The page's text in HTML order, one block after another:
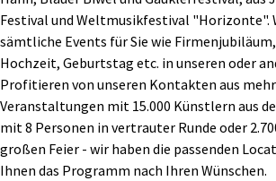
Festival und Weltmusikfestival "Horizonte".
sämtliche Events für Sie wie
Hochzeit, Geburtstag etc. in unseren oder
Profitieren von unseren Kontakten aus mehr
Veranstaltungen mit 15.000 Künstlern aus
mit 8 Personen in vertrauter Runde oder
großen Feier - wir haben die passenden
Ihnen das Programm nach Ihren Wünschen.